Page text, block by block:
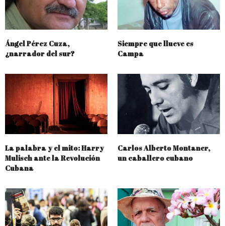
Ángel Pérez Cuza,
¿narrador del sur?
Siempre que llueve es
Campa
La palabra y el mito: Harry
Mulisch ante la Revolución
Cubana
Carlos Alberto Montaner,
un caballero cubano